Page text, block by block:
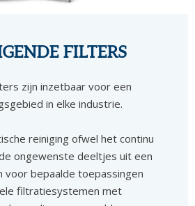
FILTERS
zijn inzetbaar voor een
in elke industrie.
reiniging ofwel het continu
ongewenste deeltjes uit een
voor bepaalde toepassingen
filtratiesystemen met